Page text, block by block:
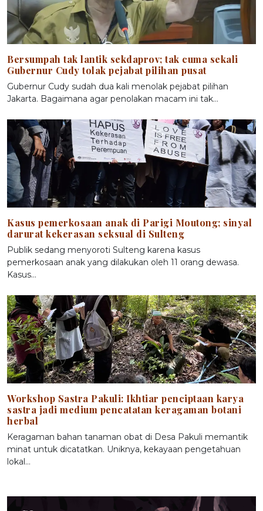
Bersumpah tak lantik sekdaprov; tak cuma sekali
Gubernur Cudy tolak pejabat pilihan pusat
Gubernur Cudy sudah dua kali menolak pejabat pilihan
Jakarta. Bagaimana agar penolakan macam ini tak…
Kasus pemerkosaan anak di Parigi Moutong; sinyal
darurat kekerasan seksual di Sulteng
Publik sedang menyoroti Sulteng karena kasus
pemerkosaan anak yang dilakukan oleh 11 orang dewasa.
Kasus…
Workshop Sastra Pakuli: Ikhtiar penciptaan karya
sastra jadi medium pencatatan keragaman botani
herbal
Keragaman bahan tanaman obat di Desa Pakuli memantik
minat untuk dicatatkan. Uniknya, kekayaan pengetahuan
lokal…